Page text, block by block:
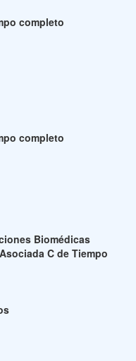
completo
completo
Biomédicas
C de Tiempo